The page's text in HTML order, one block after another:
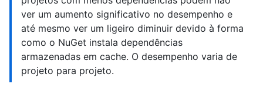
ver um aumento significativo no desempenho e
até mesmo ver um ligeiro diminuir devido à forma
como o NuGet instala dependências
armazenadas em cache. O desempenho varia de
projeto para projeto.